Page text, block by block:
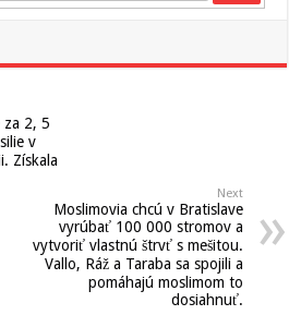
za 2, 5
v
Získala
Next
Moslimovia chcú v Bratislave
vyrúbať 100 000 stromov a
vytvoriť vlastnú štrvť s mešitou.
Vallo, Ráž a Taraba sa spojili a
pomáhajú moslimom to
dosiahnuť.